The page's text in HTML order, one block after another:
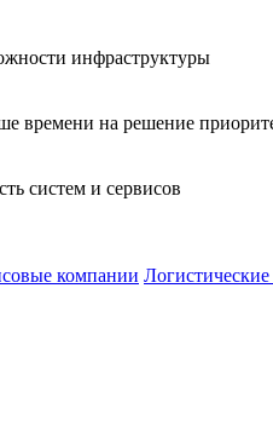
инфраструктуры
времени на решение
систем и сервисов
компании